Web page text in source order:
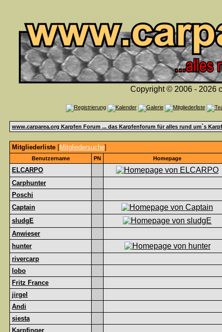
Copyright © 2006 - 2026
www.carparea.org Karpfen Forum ... das Karpfenforum für alles rund um`s
Mitgliederliste [Mitgliedersuche]
Benutzername PN Homepage
ELCARPO
Carphunter
Poschi
Captain
sludgE
Anwieser
hunter
rivercarp
lobo
Fritz France
jirgel
Andi
siesta
Karpfinger